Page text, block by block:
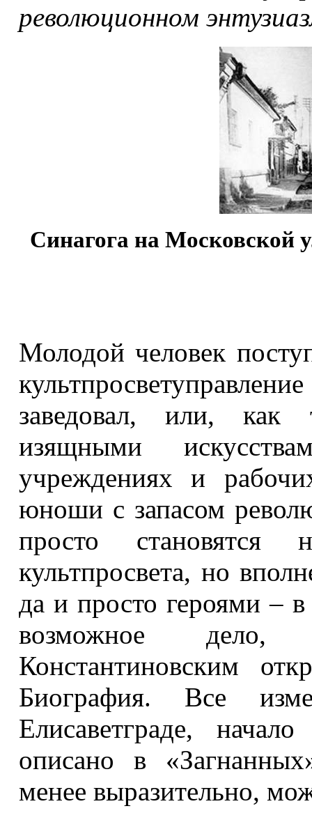
революционном
Синагога на Московской
Молодой человек
заведовал, или, как
изящными
учреждениях и
юноши с запасом
просто
культпросвета, но
да и просто героями –
возможное
Константиновским
Биография. Все
Елисаветграде,
описано в
менее выразительно,